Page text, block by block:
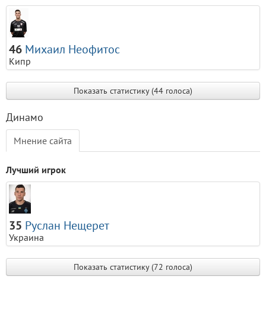
46 Михаил Неофитос
Кипр
Показать статистику (44 голоса)
Динамо
Мнение сайта
Лучший игрок
35 Руслан Нещерет
Украина
Показать статистику (72 голоса)